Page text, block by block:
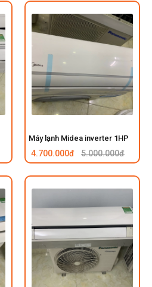
Máy lạnh Midea inverter 1HP
4.700.000đ 5.000.000đ